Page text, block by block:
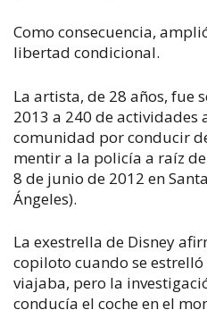
Como consecuencia,
libertad condicional.
La artista, de 28 años, fue
2013 a 240 de actividades
comunidad por conducir
mentir a la policía a raíz
8 de junio de 2012 en
Ángeles).
La exestrella de Disney
copiloto cuando se estrelló
viajaba, pero la
conducía el coche en el